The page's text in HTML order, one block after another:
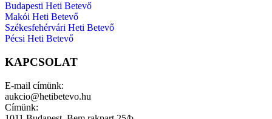
Budapesti Heti Betevő
Makói Heti Betevő
Székesfehérvári Heti Betevő
Pécsi Heti Betevő
KAPCSOLAT
E-mail címünk:
aukcio@hetibetevo.hu
Címünk: